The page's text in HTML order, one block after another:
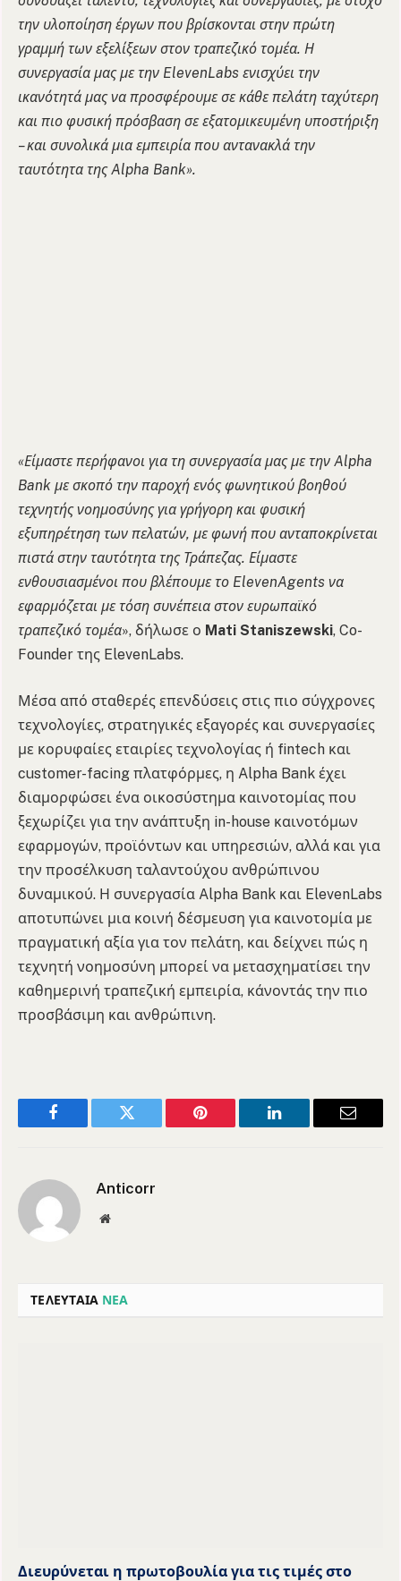
την υλοποίηση έργων που βρίσκονται στην πρώτη
γραμμή των εξελίξεων στον τραπεζικό τομέα. Η
συνεργασία μας με την ElevenLabs ενισχύει την
ικανότητά μας να προσφέρουμε σε κάθε πελάτη ταχύτερη
και πιο φυσική πρόσβαση σε εξατομικευμένη υποστήριξη
– και συνολικά μια εμπειρία που αντανακλά την
ταυτότητα της Alpha Bank».
«Είμαστε περήφανοι για τη συνεργασία μας με την Alpha
Bank με σκοπό την παροχή ενός φωνητικού βοηθού
τεχνητής νοημοσύνης για γρήγορη και φυσική
εξυπηρέτηση των πελατών, με φωνή που ανταποκρίνεται
πιστά στην ταυτότητα της Τράπεζας. Είμαστε
ενθουσιασμένοι που βλέπουμε το ElevenAgents να
εφαρμόζεται με τόση συνέπεια στον ευρωπαϊκό
τραπεζικό τομέα», δήλωσε ο Mati Staniszewski, Co-
Founder της ElevenLabs.
Μέσα από σταθερές επενδύσεις στις πιο σύγχρονες
τεχνολογίες, στρατηγικές εξαγορές και συνεργασίες
με κορυφαίες εταιρίες τεχνολογίας ή fintech και
customer-facing πλατφόρμες, η Alpha Bank έχει
διαμορφώσει ένα οικοσύστημα καινοτομίας που
ξεχωρίζει για την ανάπτυξη in-house καινοτόμων
εφαρμογών, προϊόντων και υπηρεσιών, αλλά και για
την προσέλκυση ταλαντούχου ανθρώπινου
δυναμικού. Η συνεργασία Alpha Bank και ElevenLabs
αποτυπώνει μια κοινή δέσμευση για καινοτομία με
πραγματική αξία για τον πελάτη, και δείχνει πώς η
τεχνητή νοημοσύνη μπορεί να μετασχηματίσει την
καθημερινή τραπεζική εμπειρία, κάνοντάς την πιο
προσβάσιμη και ανθρώπινη.
Facebook Twitter Pinterest LinkedIn Email
Anticorr
Website
ΤΕΛΕΥΤΑΙΑ ΝΕΑ
Διευρύνεται η πρωτοβουλία για τις τιμές στο